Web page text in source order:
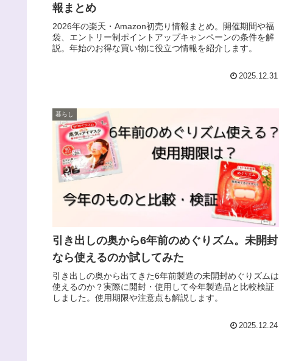
報まとめ
2026年の楽天・Amazon初売り情報まとめ。開催期間や福
袋、エントリー制ポイントアップキャンペーンの条件を解
説。年始のお得な買い物に役立つ情報を紹介します。
2025.12.31
暮らし
引き出しの奥から6年前のめぐりズム。未開封
なら使えるのか試してみた
引き出しの奥から出てきた6年前製造の未開封めぐりズムは
使えるのか？実際に開封・使用して今年製造品と比較検証
しました。使用期限や注意点も解説します。
2025.12.24